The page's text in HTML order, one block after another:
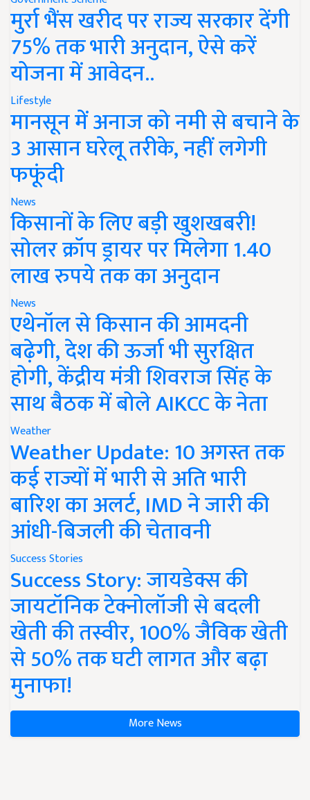
मुर्रा भैंस खरीद पर राज्य सरकार देंगी
75% तक भारी अनुदान, ऐसे करें
योजना में आवेदन..
Lifestyle
मानसून में अनाज को नमी से बचाने के
3 आसान घरेलू तरीके, नहीं लगेगी
फफूंदी
News
किसानों के लिए बड़ी खुशखबरी!
सोलर क्रॉप ड्रायर पर मिलेगा 1.40
लाख रुपये तक का अनुदान
News
एथेनॉल से किसान की आमदनी
बढ़ेगी, देश की ऊर्जा भी सुरक्षित
होगी, केंद्रीय मंत्री शिवराज सिंह के
साथ बैठक में बोले AIKCC के नेता
Weather
Weather Update: 10 अगस्त तक
कई राज्यों में भारी से अति भारी
बारिश का अलर्ट, IMD ने जारी की
आंधी-बिजली की चेतावनी
Success Stories
Success Story: जायडेक्स की
जायटॉनिक टेक्नोलॉजी से बदली
खेती की तस्वीर, 100% जैविक खेती
से 50% तक घटी लागत और बढ़ा
मुनाफा!
More News